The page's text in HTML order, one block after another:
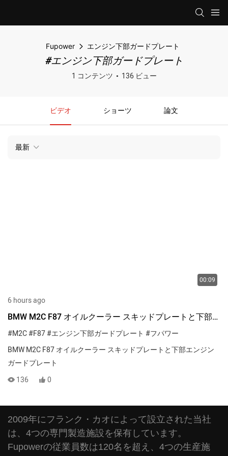
Fupower エンジン下部ガードプレート
#エンジン下部ガードプレート
1 コンテンツ 136 ビュー
ビデオ ショーツ 論文
最新
00:09
6 hours ago
BMW M2C F87 オイルクーラー スキッドプレートと下部エ
ンジンガードプレート
#M2C#F87#エンジン下部ガードプレート #フパワー
BMW M2C F87 オイルクーラー スキッドプレートと下部エンジン
ガードプレート
136
0
2009年にフランク・カオによって設立された当社
は、4つの専門製造施設を保有しています。
Fupowerの従業員数は120名を超え、4つの生産施